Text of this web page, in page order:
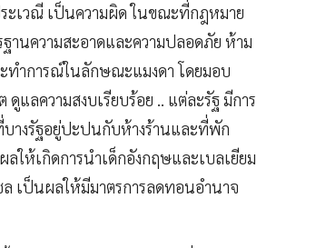
ะเวณี เป็นความผิด ในขณะที่กฎหมาย
นความสะอาดและความปลอดภัย ห้าม
ทำการณ์ในลักษณะแมงดา โดยมอบ
ลความสงบเรียบร้อย .. แต่ละรัฐ มีการ
างรัฐอยู่ปะปนกับห้างร้านและที่พัก
ให้เกิดการนำเด็กอังกฤษและเบลเยียม
เป็นผลให้มีมาตรการลดทอนอำนาจ